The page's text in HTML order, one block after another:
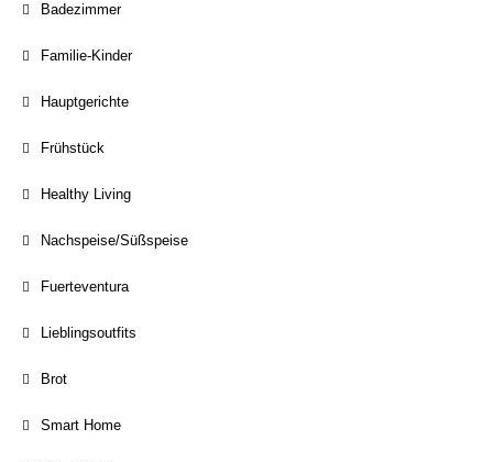
Badezimmer
Familie-Kinder
Hauptgerichte
Frühstück
Healthy Living
Nachspeise/Süßspeise
Fuerteventura
Lieblingsoutfits
Brot
Smart Home